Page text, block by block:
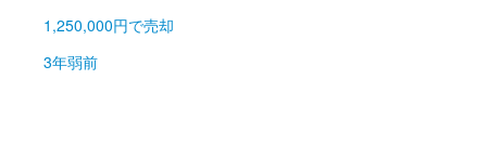
1,250,000円で売却
3年弱前